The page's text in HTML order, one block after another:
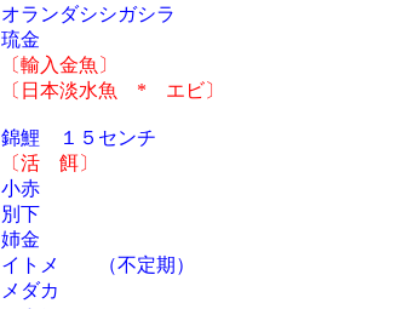
オランダシシガシラ
琉金
〔輸入金魚〕
〔日本淡水魚 * エビ〕
錦鯉 １５センチ
〔活 餌〕
小赤
別下
姉金
イトメ （不定期）
メダカ